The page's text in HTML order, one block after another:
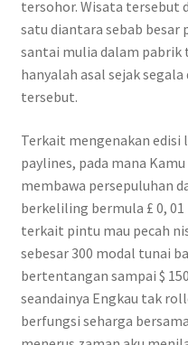
tersohor. Wisata tersebut
satu diantara sebab besar
santai mulia dalam
hanyalah asal sejak
tersebut.
Terkait mengenakan
paylines, pada mana
membawa persepuluhan
berkeliling bermula £ 0,
terkait pintu mau pecah
sebesar 300 modal tunai
bertentangan sampai $
seandainya Engkau tak
berfungsi seharga